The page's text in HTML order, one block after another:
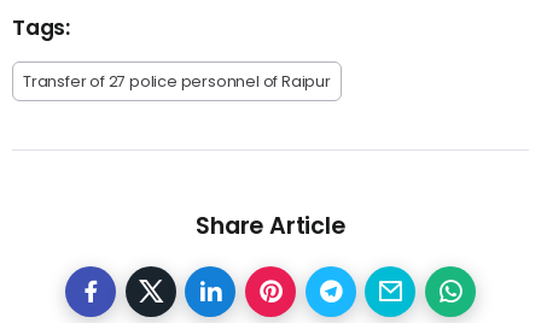
Tags:
Transfer of 27 police personnel of Raipur
Share Article